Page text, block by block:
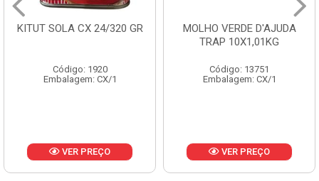
KITUT SOLA CX 24/320 GR
Código: 1920
Embalagem: CX/1
VER PREÇO
MOLHO VERDE D'AJUDA
TRAP 10X1,01KG
Código: 13751
Embalagem: CX/1
VER PREÇO